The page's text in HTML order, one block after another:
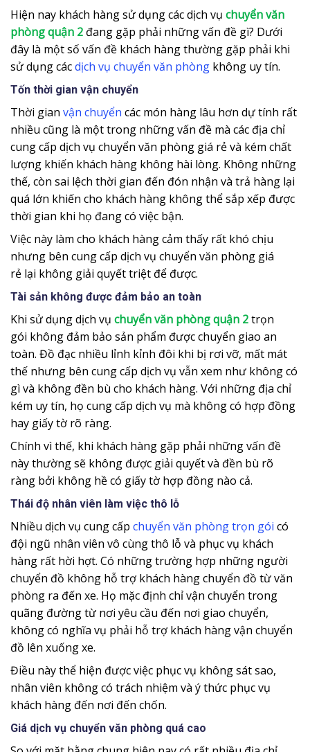
Hiện nay khách hàng sử dụng các dịch vụ chuyển văn
phòng quận 2 đang gặp phải những vấn đề gì? Dưới
đây là một số vấn đề khách hàng thường gặp phải khi
sử dụng cácdịch vụ chuyển văn phòng không uy tín.
Tốn thời gian vận chuyển
Thời gian vận chuyển các món hàng lâu hơn dự tính rất
nhiều cũng là một trong những vấn đề mà các địa chỉ
cung cấp dịch vụ chuyển văn phòng giá rẻ và kém chất
lượng khiến khách hàng không hài lòng. Không những
thế, còn sai lệch thời gian đến đón nhận và trả hàng lại
quá lớn khiến cho khách hàng không thể sắp xếp được
thời gian khi họ đang có việc bận.
Việc này làm cho khách hàng cảm thấy rất khó chịu
nhưng bên cung cấp dịch vụ chuyển văn phòng giá
rẻ lại không giải quyết triệt để được.
Tài sản không được đảm bảo an toàn
Khi sử dụng dịch vụ chuyển văn phòng quận 2trọn
gói không đảm bảo sản phẩm được chuyển giao an
toàn. Đồ đạc nhiều lỉnh kỉnh đôi khi bị rơi vỡ, mất mát
thế nhưng bên cung cấp dịch vụ vẫn xem như không có
gì và không đền bù cho khách hàng. Với những địa chỉ
kém uy tín, họ cung cấp dịch vụ mà không có hợp đồng
hay giấy tờ rõ ràng.
Chính vì thế, khi khách hàng gặp phải những vấn đề
này thường sẽ không được giải quyết và đền bù rõ
ràng bởi không hề có giấy tờ hợp đồng nào cả.
Thái độ nhân viên làm việc thô lỗ
Nhiều dịch vụ cung cấp chuyển văn phòng trọn gói có
đội ngũ nhân viên vô cùng thô lỗ và phục vụ khách
hàng rất hời hợt. Có những trường hợp những người
chuyển đồ không hỗ trợ khách hàng chuyển đồ từ văn
phòng ra đến xe. Họ mặc định chỉ vận chuyển trong
quãng đường từ nơi yêu cầu đến nơi giao chuyển,
không có nghĩa vụ phải hỗ trợ khách hàng vận chuyển
đồ lên xuống xe.
Điều này thể hiện được việc phục vụ không sát sao,
nhân viên không có trách nhiệm và ý thức phục vụ
khách hàng đến nơi đến chốn.
Giá dịch vụ chuyển văn phòng quá cao